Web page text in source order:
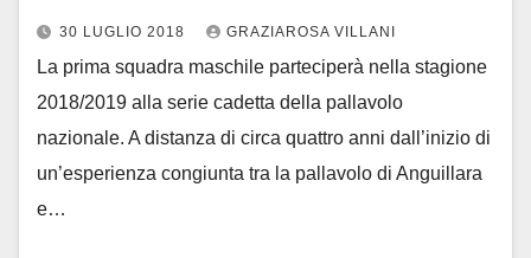
30 LUGLIO 2018 GRAZIAROSA VILLANI
La prima squadra maschile parteciperà nella stagione
2018/2019 alla serie cadetta della pallavolo
nazionale. A distanza di circa quattro anni dall’inizio di
un’esperienza congiunta tra la pallavolo di Anguillara
e…